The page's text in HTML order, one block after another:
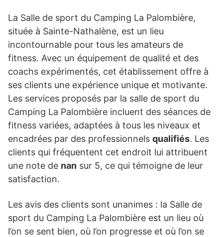
La Salle de sport du Camping La Palombière,
située à Sainte-Nathalène, est un lieu
incontournable pour tous les amateurs de
fitness. Avec un équipement de qualité et des
coachs expérimentés, cet établissement offre à
ses clients une expérience unique et motivante.
Les services proposés par la salle de sport du
Camping La Palombière incluent des séances de
fitness variées, adaptées à tous les niveaux et
encadrées par des professionnels qualifiés. Les
clients qui fréquentent cet endroit lui attribuent
une note de nan sur 5, ce qui témoigne de leur
satisfaction.
Les avis des clients sont unanimes : la Salle de
sport du Camping La Palombière est un lieu où
l’on se sent bien, où l’on progresse et où l’on se